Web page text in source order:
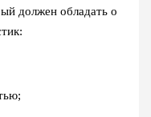
должен обладать о